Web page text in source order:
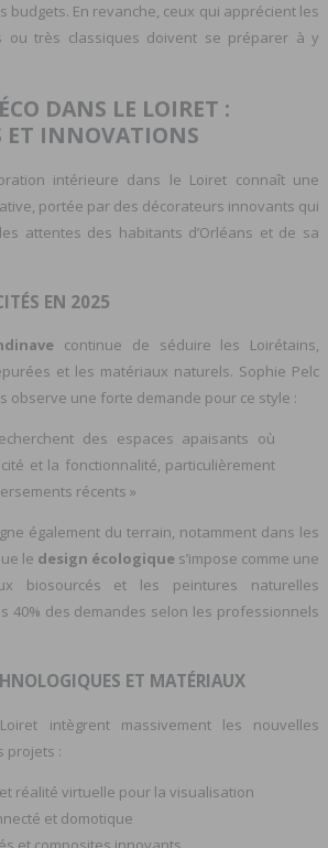
budgets. En revanche, ceux qui apprécient les
ou très classiques doivent se préparer à y
DANS LE LOIRET :
ET INNOVATIONS
intérieure dans le Loiret connaît une
portée par des décorateurs innovants qui
attentes des habitants d’Orléans et de sa
EN 2025
continue de séduire les Loirétains,
et les matériaux naturels. Sophie Pelc
observe une forte demande pour ce style :
des espaces apaisants où
et la fonctionnalité, particulièrement
récents »
également du terrain, notamment dans les
le design écologique s’impose comme une
biosourcés et les peintures naturelles
40% des demandes selon les professionnels
ET MATÉRIAUX
intègrent massivement les nouvelles
projets :
réalité virtuelle pour la visualisation
et domotique